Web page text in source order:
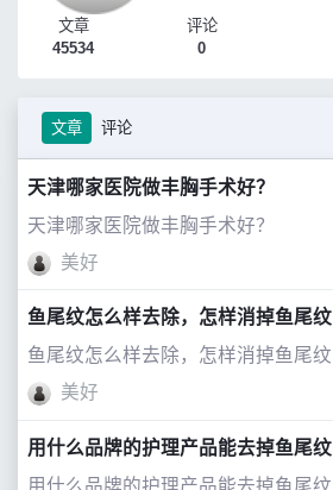
文章
45534
评论
0
文章 评论
天津哪家医院做丰胸手术好？
天津哪家医院做丰胸手术好？
美好
鱼尾纹怎么样去除，怎样消掉鱼尾纹
鱼尾纹怎么样去除，怎样消掉鱼尾纹
美好
用什么品牌的护理产品能去掉鱼尾纹
用什么品牌的护理产品能去掉鱼尾纹